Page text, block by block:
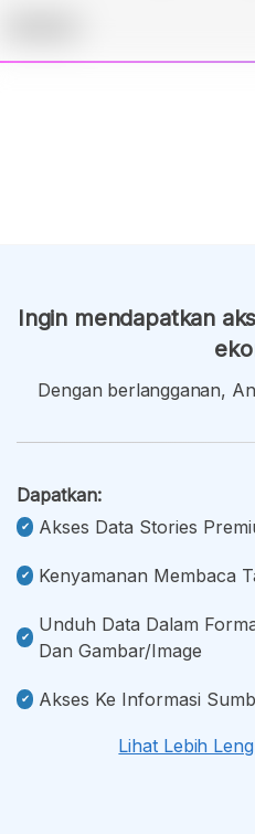
Ingin mendapatkan
Dengan berlangganan,
Dapatkan:
Akses Data Stories
Kenyamanan Membaca
Unduh Data Dalam
Dan Gambar/image
Akses Ke Informasi
Lihat Lebih